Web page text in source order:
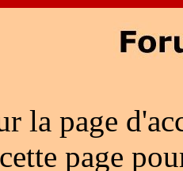
la page
page